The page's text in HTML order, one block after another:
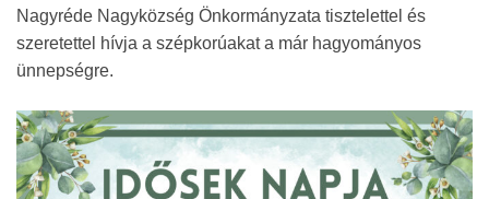
Nagyréde Nagyközség Önkormányzata tisztelettel és
szeretettel hívja a szépkorúakat a már hagyományos
ünnepségre.